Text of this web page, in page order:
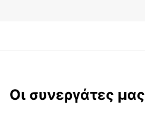
Οι συνεργάτες μας